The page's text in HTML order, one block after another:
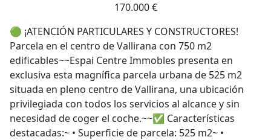
170.000 €
🟢 ¡ATENCIÓN PARTICULARES Y CONSTRUCTORES!
Parcela en el centro de Vallirana con 750 m2
edificables~~Espai Centre Immobles presenta en
exclusiva esta magnífica parcela urbana de 525 m2
situada en pleno centro de Vallirana, una ubicación
privilegiada con todos los servicios al alcance y sin
necesidad de coger el coche.~~✅ Características
destacadas:~ • Superficie de parcela: 525 m2~ •